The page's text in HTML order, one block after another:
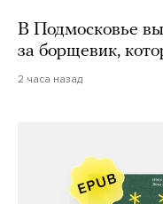
В Подмосковье
за борщевик,
2 часа назад